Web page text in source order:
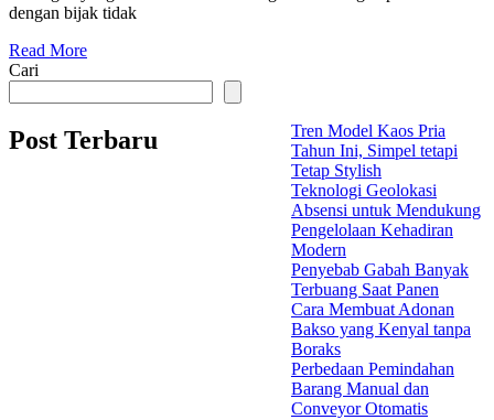
dengan bijak tidak
Read More
Cari
Post Terbaru
Tren Model Kaos Pria
Tahun Ini, Simpel tetapi
Tetap Stylish
Teknologi Geolokasi
Absensi untuk Mendukung
Pengelolaan Kehadiran
Modern
Penyebab Gabah Banyak
Terbuang Saat Panen
Cara Membuat Adonan
Bakso yang Kenyal tanpa
Boraks
Perbedaan Pemindahan
Barang Manual dan
Conveyor Otomatis